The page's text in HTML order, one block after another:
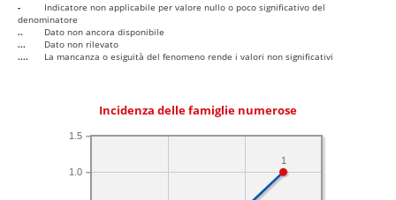
-
Indicatore non applicabile per valore nullo o poco significativo del
denominatore
..
Dato non ancora disponibile
...
Dato non rilevato
....
La mancanza o esiguità del fenomeno rende i valori non significativi
Incidenza delle famiglie numerose
1.0
1.5
1